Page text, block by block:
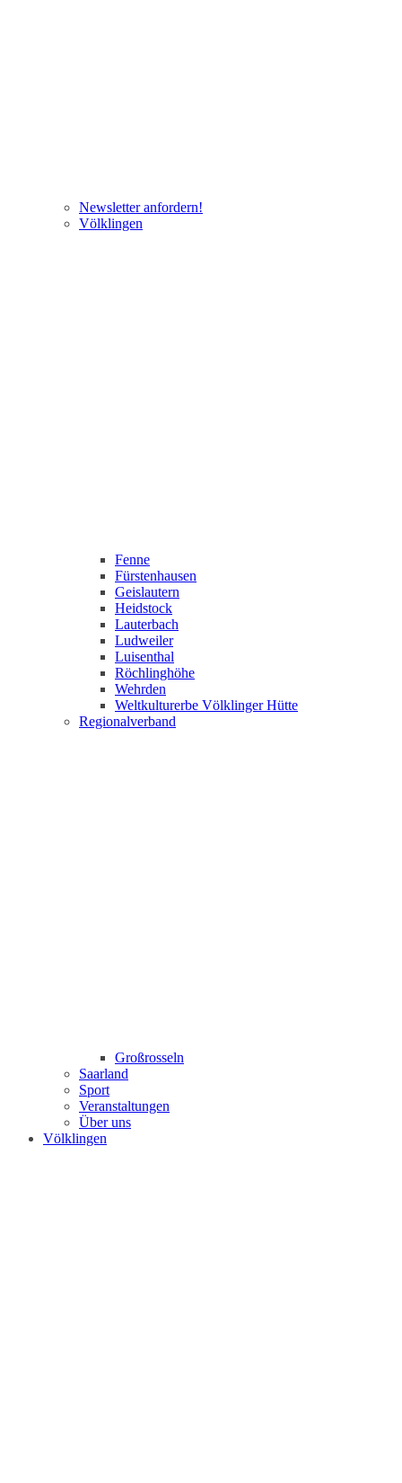
Newsletter anfordern!
Völklingen
Fenne
Fürstenhausen
Geislautern
Heidstock
Lauterbach
Ludweiler
Luisenthal
Röchlinghöhe
Wehrden
Weltkulturerbe Völklinger Hütte
Regionalverband
Großrosseln
Saarland
Sport
Veranstaltungen
Über uns
Völklingen